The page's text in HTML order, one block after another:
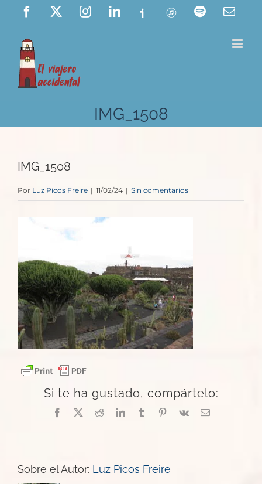
Saltar
contenido
Facebook InstagramLinkedIn
Ivoox ITunes Spotify
IMG_1508
IMG_1508
Por Luz Picos Freire | 11/02/24 | Sin comentarios
Si te ha gustado, compártelo:
Facebook
X RedditLinkedInTumblrPinterest
Vk
Correo
Sobre el Autor: Luz Picos Freire